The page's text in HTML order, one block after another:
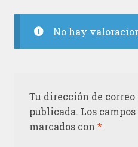
No hay
Tu dirección de
publicada. Los
marcados con *